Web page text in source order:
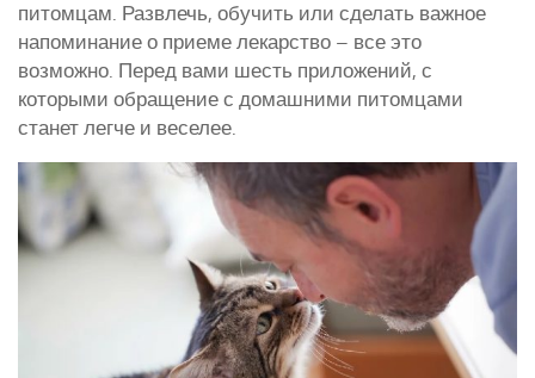
Здоровье кур
Разведение и содержание кур
Курятники и клетки
Полезное о курах
Другие птицы
Индюки
Перепела
Утки
питомцам. Развлечь, обучить или сделать важное
напоминание о приеме лекарство – все это
возможно. Перед вами шесть приложений, с
которыми обращение с домашними питомцами
станет легче и веселее.